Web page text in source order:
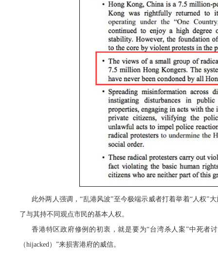
此外两人强调，“乱港风波”至今极端示威者打着举着“人权”
了与其持不同观点市民的基本人权。
香港特区政府修例的初衷，就是要为“台湾杀人案”中死者
（hijacked）”来损害港府的威信。